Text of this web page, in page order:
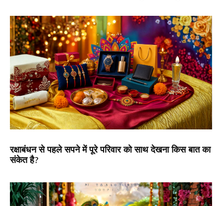
रक्षाबंधन से पहले सपने में पूरे परिवार को साथ देखना किस बात का
संकेत है?